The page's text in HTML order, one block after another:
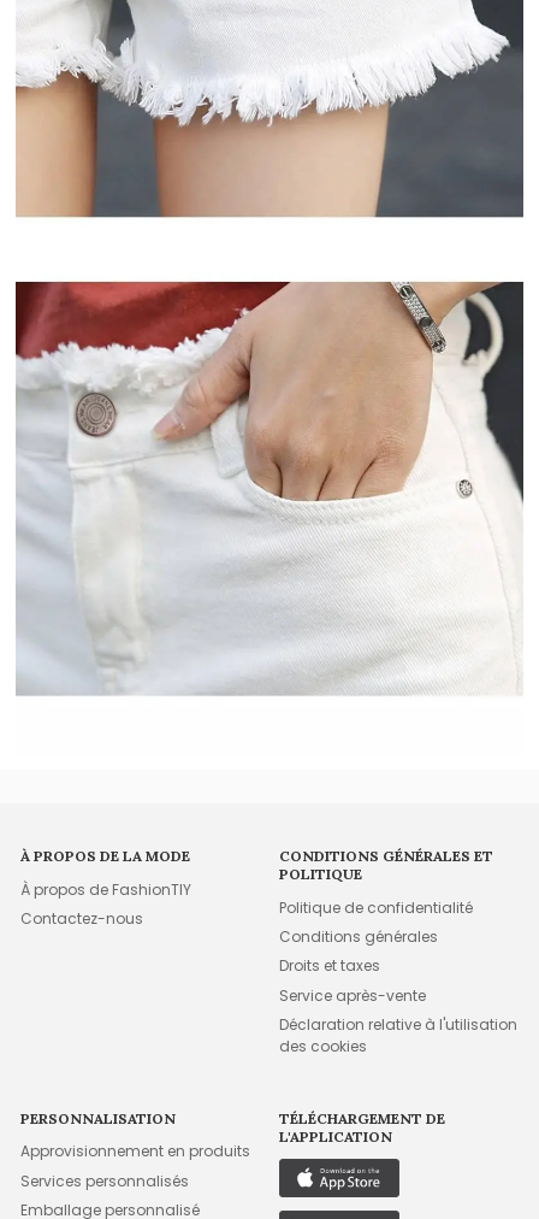
À PROPOS DE LA MODE
À propos de FashionTIY
Contactez-nous
CONDITIONS GÉNÉRALES ET
POLITIQUE
Politique de confidentialité
Conditions générales
Droits et taxes
Service après-vente
Déclaration relative à l'utilisation
des cookies
PERSONNALISATION
Approvisionnement en produits
Services personnalisés
Emballage personnalisé
TÉLÉCHARGEMENT DE
L'APPLICATION